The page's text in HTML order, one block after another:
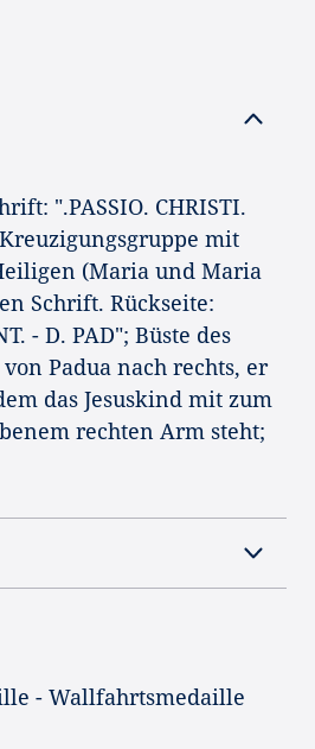
".PASSIO. CHRISTI.
Kreuzigungsgruppe mit
(Maria und Maria
Schrift. Rückseite:
- D. PAD"; Büste des
Padua nach rechts, er
das Jesuskind mit zum
rechten Arm steht;
- Wallfahrtsmedaille